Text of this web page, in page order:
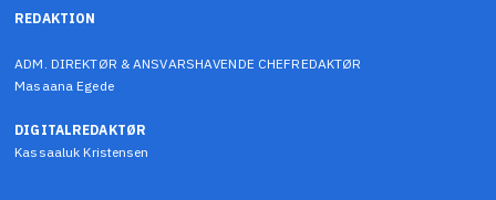
REDAKTION
ADM. DIREKTØR & ANSVARSHAVENDE CHEFREDAKTØR
Masaana Egede
DIGITALREDAKTØR
Kassaaluk Kristensen